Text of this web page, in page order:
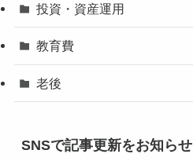
投資・資産運用
教育費
老後
SNSで記事更新をお知らせ